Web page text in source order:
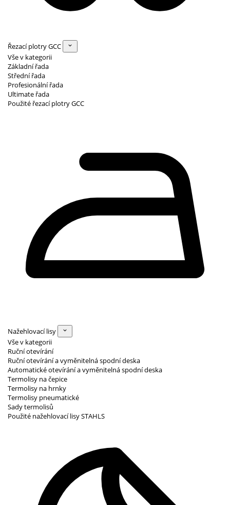
Řezací plotry GCC
Vše v kategorii
Základní řada
Střední řada
Profesionální řada
Ultimate řada
Použité řezací plotry GCC
Nažehlovací lisy
Vše v kategorii
Ruční otevírání
Ruční otevírání a vyměnitelná spodní deska
Automatické otevírání a vyměnitelná spodní deska
Termolisy na čepice
Termolisy na hrnky
Termolisy pneumatické
Sady termolisů
Použité nažehlovací lisy STAHLS